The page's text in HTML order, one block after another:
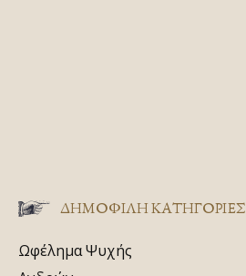
ΔΗΜΟΦΙΛΗ ΚΑΤΗΓΟΡΙΕΣ
Ωφέλημα Ψυχής